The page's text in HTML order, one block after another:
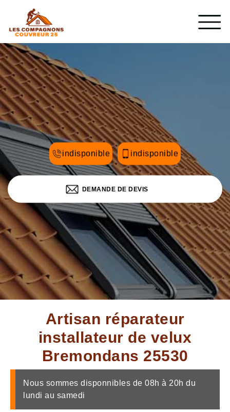
indisponible indisponible
DEMANDE DE DEVIS
Artisan réparateur
installateur de velux
Bremondans 25530
Nous sommes disponnibles de 08h à 20h du
lundi au samedi